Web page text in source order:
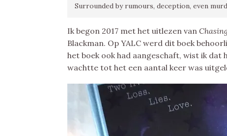
Surrounded by rumours, deception, even
Ik begon 2017 met het uitlezen van
Blackman. Op YALC werd dit boek
het boek ook had aangeschaft, wist ik
wachtte tot het een aantal keer was